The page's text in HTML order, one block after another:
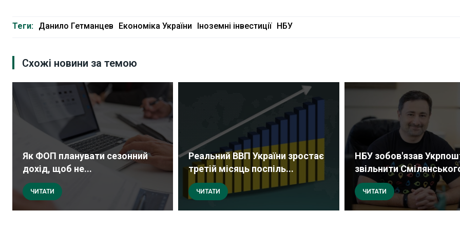
Теги: Данило Гетманцев Економіка України Іноземні інвестиції НБУ
Схожі новини за темою
Як ФОП планувати сезонний
дохід, щоб не...
ЧИТАТИ
Реальний ВВП України зростає
третій місяць поспіль...
ЧИТАТИ
НБУ зобов'язав
звільнити
ЧИТАТИ